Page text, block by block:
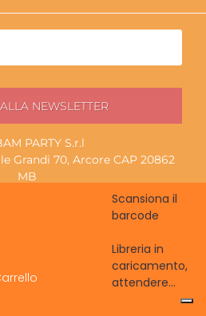
Scansiona il
barcode
Libreria in
caricamento,
attendere...
PARTY S.r.l
Grandi 70, Arcore CAP 20862
MB
Autobianchi 1/19f, Desio